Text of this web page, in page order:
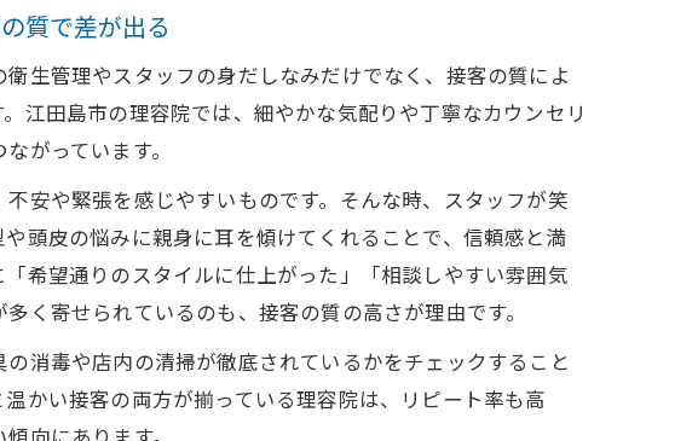
術
入れる
すポイント
方法
で安心
ーション術
リング力
右する理由
説
質で差が出る
生管理やスタッフの身だしなみだけでなく、接客の質によ
江田島市の理容院では、細やかな気配りや丁寧なカウンセリ
がっています。
安や緊張を感じやすいものです。そんな時、スタッフが笑
頭皮の悩みに親身に耳を傾けてくれることで、信頼感と満
希望通りのスタイルに仕上がった」「相談しやすい雰囲気
く寄せられているのも、接客の質の高さが理由です。
消毒や店内の清掃が徹底されているかをチェックすること
かい接客の両方が揃っている理容院は、リピート率も高